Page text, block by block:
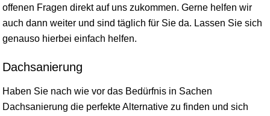
offenen Fragen direkt auf uns zukommen. Gerne helfen wir
auch dann weiter und sind täglich für Sie da. Lassen Sie sich
genauso hierbei einfach helfen.
Dachsanierung
Haben Sie nach wie vor das Bedürfnis in Sachen
Dachsanierung die perfekte Alternative zu finden und sich